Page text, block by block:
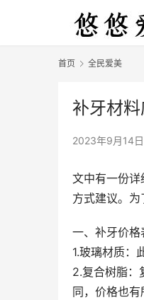
首页 全民爱美
补牙材料
2023年9月14
文中有一份
方式建议。为
一、补牙价格
1.玻璃材质：
2.复合树脂：
同，价格也